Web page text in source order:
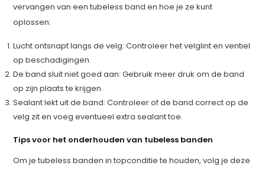
vervangen van een tubeless band en hoe je ze kunt
oplossen:
Lucht ontsnapt langs de velg: Controleer het velglint en ventiel
op beschadigingen.
De band sluit niet goed aan: Gebruik meer druk om de band
op zijn plaats te krijgen.
Sealant lekt uit de band: Controleer of de band correct op de
velg zit en voeg eventueel extra sealant toe.
Tips voor het onderhouden van tubeless banden
Om je tubeless banden in topconditie te houden, volg je deze